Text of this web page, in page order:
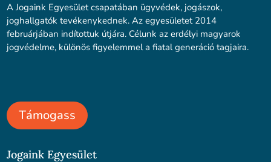
A Jogaink Egyesület csapatában ügyvédek, jogászok,
joghallgatók tevékenykednek. Az egyesületet 2014
februárjában indítottuk útjára. Célunk az erdélyi magyarok
jogvédelme, különös figyelemmel a fiatal generáció tagjaira.
Támogass
Jogaink Egyesület